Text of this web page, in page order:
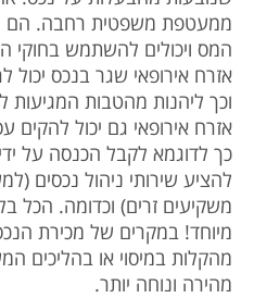
ממעטפת משפטית רחבה. הם
המס ויכולים להשתמש בחוקי
אזרח אירופאי שגר בנכס יכול
וכך ליהנות מהטבות המגיעות
אזרח אירופאי גם יכול להקים
כך לדוגמא לקבל הכנסה על
להציע שירותי ניהול נכסים
משקיעים זרים) וכדומה. הכל
מיוחד! במקרים של מכירת
מהקלות במיסוי או בהליכים
מהירה ונוחה יותר.